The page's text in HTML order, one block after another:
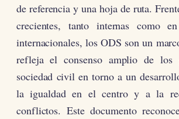
de referencia y una hoja de ruta.
crecientes, tanto internas como
internacionales, los ODS son un
refleja el consenso amplio de los
sociedad civil en torno a un
la igualdad en el centro y a la
conflictos. Este documento